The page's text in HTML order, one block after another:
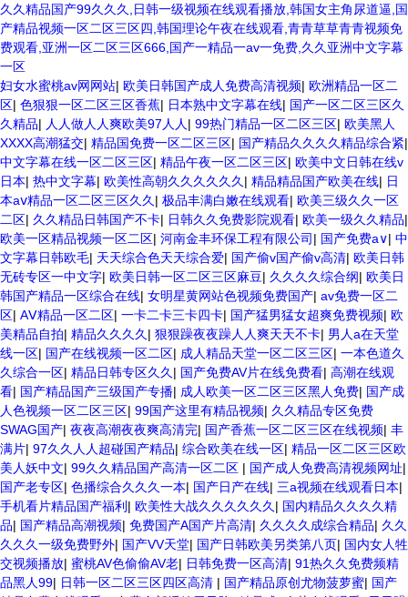
久久精品国产99久久久,日韩一级视频在线观看播放,韩国女主角尿道逼,国
产精品视频一区二区三区四,韩国理论午夜在线观看,青青草草青青视频免
费观看,亚洲一区二区三区666,国产一精品一av一免费,久久亚洲中文字幕
一区
妇女水蜜桃av网网站| 欧美日韩国产成人免费高清视频| 欧洲精品一区二
区| 色狠狠一区二区三区香蕉| 日本熟中文字幕在线| 国产一区二区三区久
久精品| 人人做人人爽欧美97人人 | 99热门精品一区二区三区| 欧美黑人
XXXX高潮猛交| 精品国免费一区二区三区| 国产精品久久久久精品综合紧|
中文字幕在线一区二区三区| 精品午夜一区二区三区| 欧美中文日韩在线v
日本| 热中文字幕| 欧美性高朝久久久久久久 | 精品精品国产欧美在线| 日
本aⅴ精品一区二区三区久久 | 极品丰满白嫩在线观看| 欧美三级久久一区
二区| 久久精品日韩国产不卡| 日韩久久免费影院观看| 欧美一级久久精品|
欧美一区精品视频一区二区| 河南金丰环保工程有限公司 | 国产免费a∨| 中
文字幕日韩欧毛| 天天综合色天天综合爱| 国产偷v国产偷v高清| 欧美日韩
无砖专区一中文字| 欧美日韩一区二区三区麻豆| 久久久久综合纲| 欧美日
韩国产精品一区综合在线| 女明星黄网站色视频免费国产| av免费一区二
区| AⅤ精品一区二区| 一卡二卡三卡四卡| 国产猛男猛女超爽免费视频| 欧
美精品自拍| 精品久久久久 | 狠狠躁夜夜躁人人爽天天不卡| 男人a在天堂
线一区| 国产在线视频一区二区| 成人精品天堂一区二区三区| 一本色道久
久综合一区| 精品日韩专区久久 | 国产免费AV片在线免费看| 高潮在线观
看| 国产精品国产三级国产专播| 成人欧美一区二区三区黑人免费| 国产成
人色视频一区二区三区| 99国产这里有精品视频| 久久精品专区免费
SWAG国产| 夜夜高潮夜夜爽高清完| 国产香蕉一区二区三区在线视频| 丰
满片| 97久久人人超碰国产精品| 综合欧美在线一区| 精品一区二区三区欧
美人妖中文| 99久久精品国产高清一区二区 | 国产成人免费高清视频网址|
国产老专区| 色播综合久久久一本| 国产日产在线| 三a视频在线观看日本|
手机看片精品国产福利 | 欧美性大战久久久久久久 | 国内精品久久久久精
品| 国产精品高潮视频| 免费国产A国产片高清| 久久久久成综合精品| 久久
久久久一级免费野外| 国产VV天堂| 国产日韩欧美另类第八页| 国内女人牲
交视频播放| 蜜桃AV色偷偷AV老| 日韩免费一区高清| 91热久久免费频精
品黑人99| 日韩一区二区三区四区高清 | 国产精品原创尤物菠萝蜜| 国产